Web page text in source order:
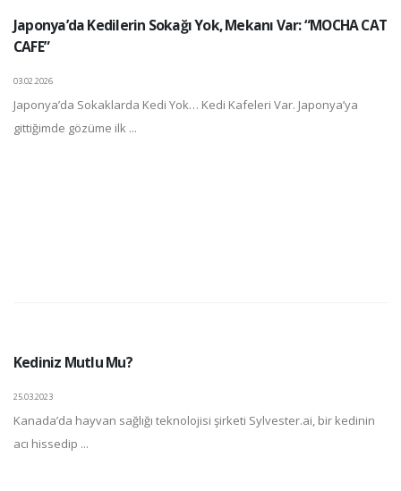
Japonya’da Kedilerin Sokağı Yok, Mekanı Var: “MOCHA CAT
CAFE”
03.02.2026
Japonya’da Sokaklarda Kedi Yok… Kedi Kafeleri Var. Japonya’ya
gittiğimde gözüme ilk ...
Kediniz Mutlu Mu?
25.03.2023
Kanada’da hayvan sağlığı teknolojisi şirketi Sylvester.ai, bir kedinin
acı hissedip ...